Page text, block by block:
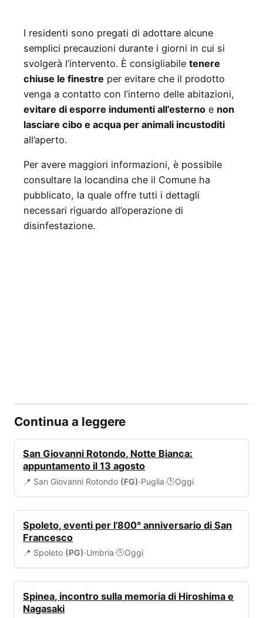
I residenti sono pregati di adottare alcune
semplici precauzioni durante i giorni in cui si
svolgerà l’intervento. È consigliabile tenere
chiuse le finestre per evitare che il prodotto
venga a contatto con l’interno delle abitazioni,
evitare di esporre indumenti all’esterno e non
lasciare cibo e acqua per animali incustoditi
all’aperto.
Per avere maggiori informazioni, è possibile
consultare la locandina che il Comune ha
pubblicato, la quale offre tutti i dettagli
necessari riguardo all’operazione di
disinfestazione.
Continua a leggere
San Giovanni Rotondo, Notte Bianca:
appuntamento il 13 agosto
📍 San Giovanni Rotondo (FG)·Puglia·🕒Oggi
Spoleto, eventi per l’800° anniversario di San
Francesco
📍 Spoleto (PG)·Umbria·🕒Oggi
Spinea, incontro sulla memoria di Hiroshima e
Nagasaki